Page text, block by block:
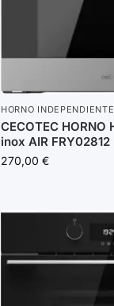
HORNO INDEPENDIENTE
CECOTEC
inox AIR FRY02812
270,00€